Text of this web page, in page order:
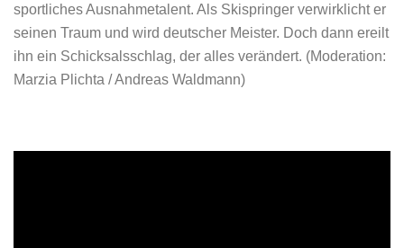
sportliches Ausnahmetalent. Als Skispringer verwirklicht er
seinen Traum und wird deutscher Meister. Doch dann ereilt
ihn ein Schicksalsschlag, der alles verändert. (Moderation:
Marzia Plichta / Andreas Waldmann)